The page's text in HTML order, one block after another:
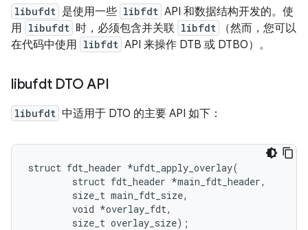
libufdt 是使用一些 libfdt API 和数据结构开发的。使
用 libufdt 时，必须包含并关联 libfdt
（然而，您可以
在代码中使用 libfdt API 来操作 DTB 或 DTBO）。
libufdt DTO API
libufdt 中适用于 DTO 的主要 API 如下：
struct fdt_header *ufdt_apply_overlay(
        struct fdt_header *main_fdt_header,
        size_t main_fdt_size,
        void *overlay_fdt,
        size_t overlay_size);